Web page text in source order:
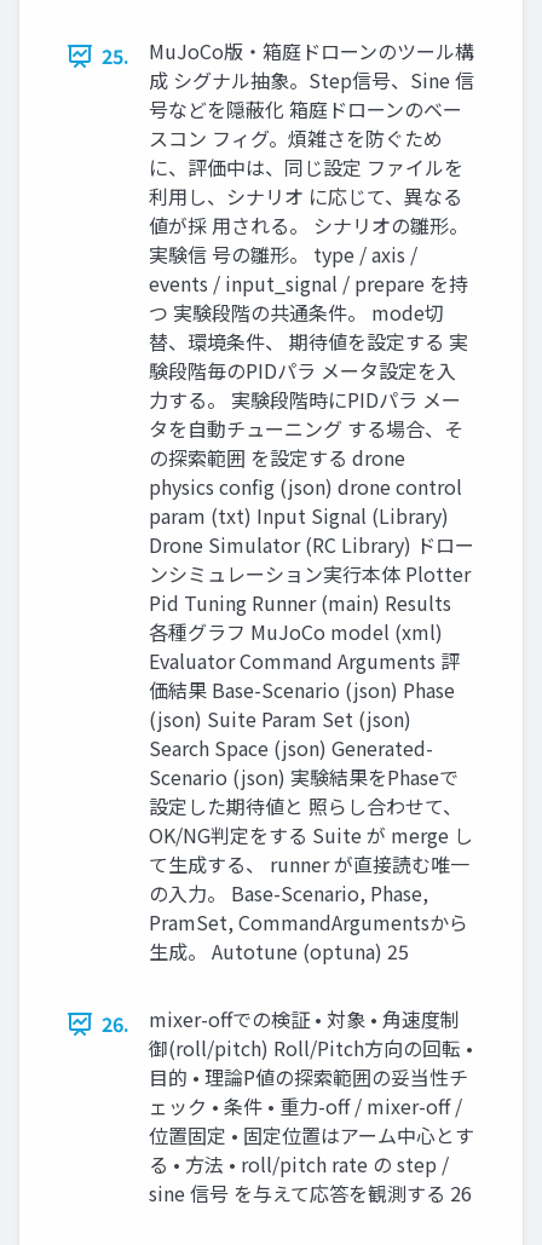
25.
MuJoCo版・箱庭ドローンのツール構
成 シグナル抽象。Step信号、Sine 信
号などを隠蔽化 箱庭ドローンのベー
スコン フィグ。煩雑さを防ぐため
に、評価中は、同じ設定 ファイルを
利用し、シナリオ に応じて、異なる
値が採 用される。 シナリオの雛形。
実験信 号の雛形。 type / axis /
events / input_signal / prepare を持
つ 実験段階の共通条件。 mode切
替、環境条件、 期待値を設定する 実
験段階毎のPIDパラ メータ設定を入
力する。 実験段階時にPIDパラ メー
タを自動チューニング する場合、そ
の探索範囲 を設定する drone
physics config (json) drone control
param (txt) Input Signal (Library)
Drone Simulator (RC Library) ドロー
ンシミュレーション実行本体 Plotter
Pid Tuning Runner (main) Results
各種グラフ MuJoCo model (xml)
Evaluator Command Arguments 評
価結果 Base-Scenario (json) Phase
(json) Suite Param Set (json)
Search Space (json) Generated-
Scenario (json) 実験結果をPhaseで
設定した期待値と 照らし合わせて、
OK/NG判定をする Suite が merge し
て生成する、 runner が直接読む唯一
の入力。 Base-Scenario, Phase,
PramSet, CommandArgumentsから
生成。 Autotune (optuna) 25
26.
mixer-offでの検証 • 対象 • 角速度制
御(roll/pitch) Roll/Pitch方向の回転 •
目的 • 理論P値の探索範囲の妥当性チ
ェック • 条件 • 重力-off / mixer-off /
位置固定 • 固定位置はアーム中心とす
る • 方法 • roll/pitch rate の step /
sine 信号 を与えて応答を観測する 26